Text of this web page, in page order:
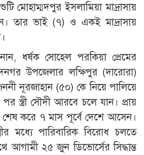
মোহাম্মদপুর ইসলামিয়া মাদ্রাসায়
তার ভাই (৭) ও একই মাদ্রাসায়
ধর্ষক সোহেল পরকিয়া প্রেমের
উপজেলার লক্ষিপুর (দারোরা)
নূরজাহান (৫০) কে নিয়ে পালিয়ে
স্ত্রী সৌদী আরবে চলে যান। প্রায়
করে ৭ মাস পূর্বে দেশে আসেন।
মধ্যে পারিবারিক বিরোধ চলতে
আগামী ২৫ জুন ডিভোর্সের সিদ্ধান্ত